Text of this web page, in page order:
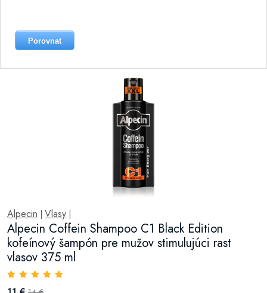
Porovnat
Alpecin Vlasy
Alpecin Coffein Shampoo C1 Black Edition
kofeínový šampón pre mužov stimulujúci rast
vlasov 375 ml